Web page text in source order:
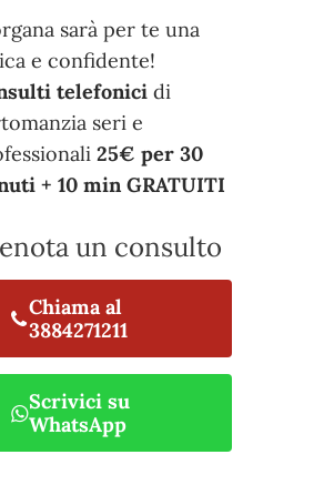
sarà per te una
e confidente!
telefonici di
seri e
25€ per 30
+ 10 min GRATUITI
un consulto
Chiama al
3884271211
Scrivici su
WhatsApp